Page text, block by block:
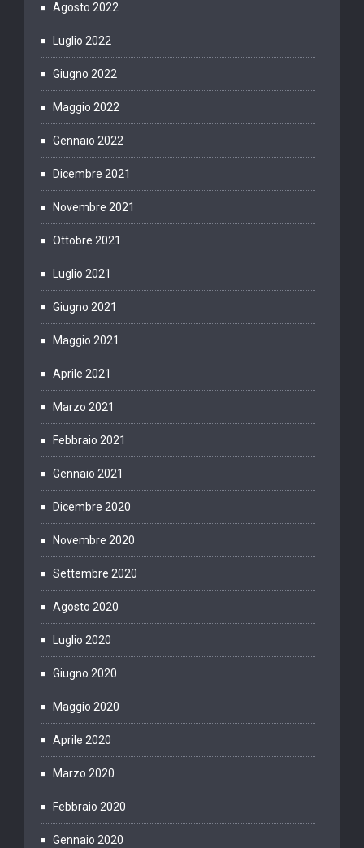
Agosto 2022
Luglio 2022
Giugno 2022
Maggio 2022
Gennaio 2022
Dicembre 2021
Novembre 2021
Ottobre 2021
Luglio 2021
Giugno 2021
Maggio 2021
Aprile 2021
Marzo 2021
Febbraio 2021
Gennaio 2021
Dicembre 2020
Novembre 2020
Settembre 2020
Agosto 2020
Luglio 2020
Giugno 2020
Maggio 2020
Aprile 2020
Marzo 2020
Febbraio 2020
Gennaio 2020